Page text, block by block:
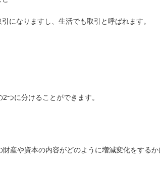
になりますし、生活でも取引と呼ばれます。
つに分けることができます。
産や資本の内容がどのように増減変化をする